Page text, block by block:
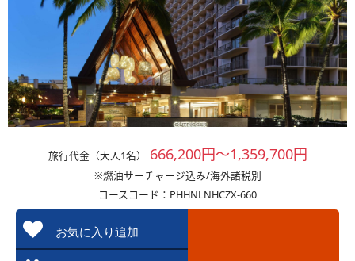
旅行代金（大人1名） 666,200円～1,359,700円
※燃油サーチャージ込み/海外諸税別
コースコード：PHHNLNHCZX-660
お気に入り追加